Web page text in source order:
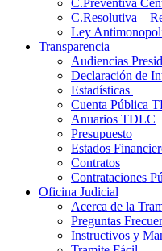
C.Resolutiva –
Ley
Transparencia
Audiencias
Declaración de
Estadísticas
Cuenta Pública
Anuarios TDLC
Presupuesto
Estados
Contratos
Contrataciones
Oficina Judicial
Acerca de la
Preguntas
Instructivos y